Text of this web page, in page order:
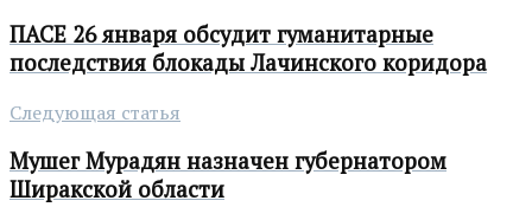
ПАСЕ 26 января обсудит гуманитарные
последствия блокады Лачинского коридора
Следующая статья
Мушег Мурадян назначен губернатором
Ширакской области